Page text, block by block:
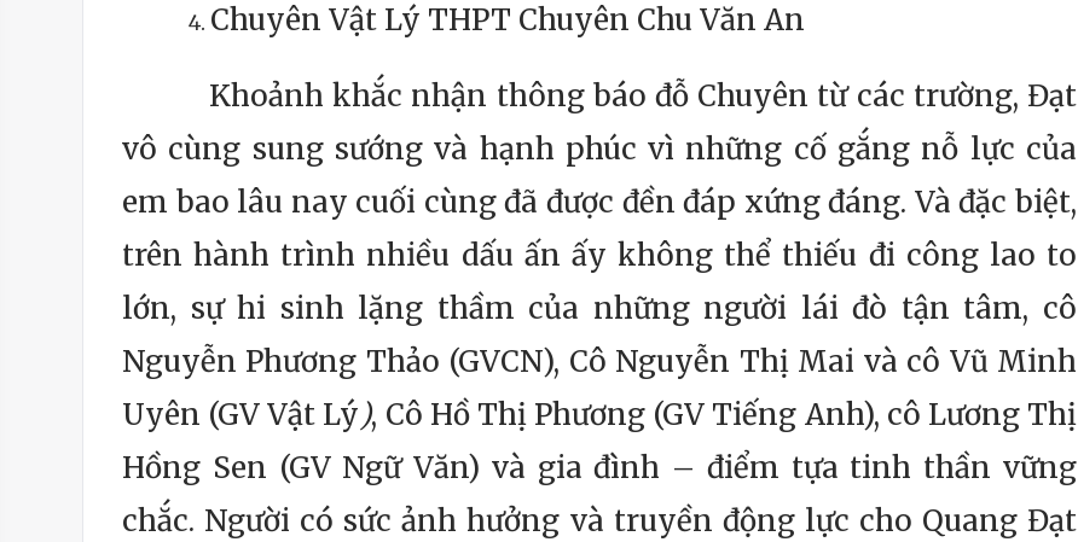
Chuyên Vật Lý THPT Chuyên Chu Văn An
Khoảnh khắc nhận thông báo đỗ Chuyên từ các trường, Đạt
vô cùng sung sướng và hạnh phúc vì những cố gắng nỗ lực của
em bao lâu nay cuối cùng đã được đền đáp xứng đáng. Và đặc biệt,
trên hành trình nhiều dấu ấn ấy không thể thiếu đi công lao to
lớn, sự hi sinh lặng thầm của những người lái đò tận tâm, cô
Nguyễn Phương Thảo (GVCN), Cô Nguyễn Thị Mai và cô Vũ Minh
Uyên (GV Vật Lý), Cô Hồ Thị Phương (GV Tiếng Anh), cô Lương Thị
Hồng Sen (GV Ngữ Văn) và gia đình – điểm tựa tinh thần vững
chắc. Người có sức ảnh hưởng và truyền động lực cho Quang Đạt